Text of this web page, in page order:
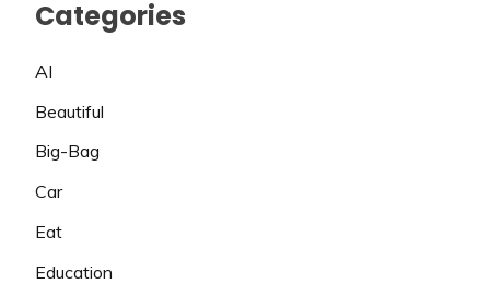
Categories
AI
Beautiful
Big-Bag
Car
Eat
Education